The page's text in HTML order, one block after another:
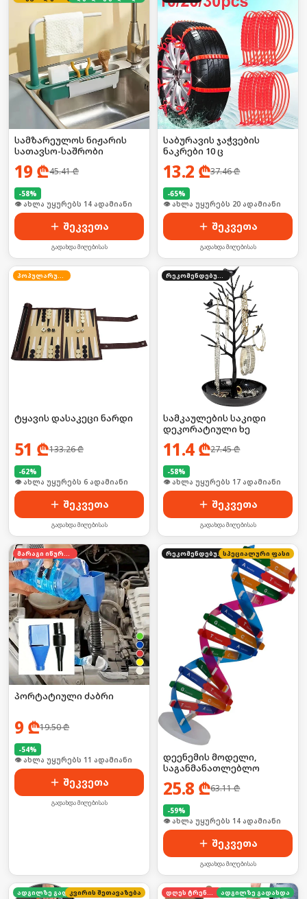
სამზარეულოს ნიჟარის
სათავსო-საშრობი
19 ₾45.41₾
-58%
🛒 ბოლო 24სთ-ში იყიდა 18-მა
შეკვეთა
გადახდა მიღებისას
საბურავის ჯაჭვების
ნაკრები 10 ც
13.2 ₾37.46₾
-65%
🛒 ბოლო 24სთ-ში იყიდა 26-მა
შეკვეთა
გადახდა მიღებისას
ტყავის დასაკეცი ნარდი
51 ₾133.26₾
-62%
🛒 ბოლო 24სთ-ში იყიდა 8-მა
შეკვეთა
გადახდა მიღებისას
სამკაულების საკიდი
დეკორატიული ხე
11.4₾27.45₾
-58%
🛒 ბოლო 24სთ-ში იყიდა 27-მა
შეკვეთა
გადახდა მიღებისას
პორტატიული ძაბრი
9 ₾19.50₾
-54%
🛒 ბოლო 24სთ-ში იყიდა 19-მა
შეკვეთა
გადახდა მიღებისას
რეკომენდებულისპეციალური ფასი
დეენემის მოდელი,
საგანმანათლებლო
25.8 ₾63.11₾
-59%
🛒 ბოლო 24სთ-ში იყიდა 19-მა
შეკვეთა
გადახდა მიღებისას
ადგილზე გადახდა
კვირის შეთავაზება დღეს ტრენდში ადგილზე გადახდა